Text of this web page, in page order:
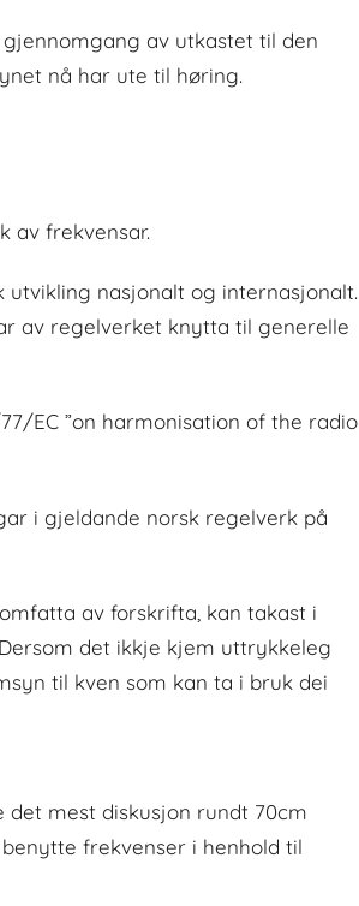
av utkastet til den
nå har ute til høring.
av frekvensar.
nasjonalt og internasjonalt.
av regelverket knytta til generelle
EC ”on harmonisation of the radio
i gjeldande norsk regelverk på
av forskrifta, kan takast i
det ikkje kjem uttrykkeleg
til kven som kan ta i bruk dei
mest diskusjon rundt 70cm
frekvenser i henhold til